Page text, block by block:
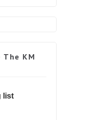
KM
list